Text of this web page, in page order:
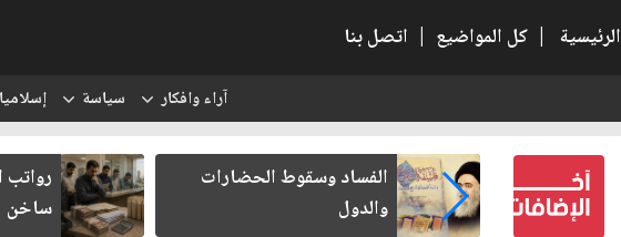
الرئيسية | كل المواضيع | اتصل بنا
آراء وافكار سياسة
كتب لنفسه
الفساد وسقوط الحضارات
والدول
ساخن